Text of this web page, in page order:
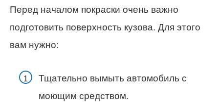
Перед началом покраски очень важно
подготовить поверхность кузова. Для этого
вам нужно:
Тщательно вымыть автомобиль с
моющим средством.